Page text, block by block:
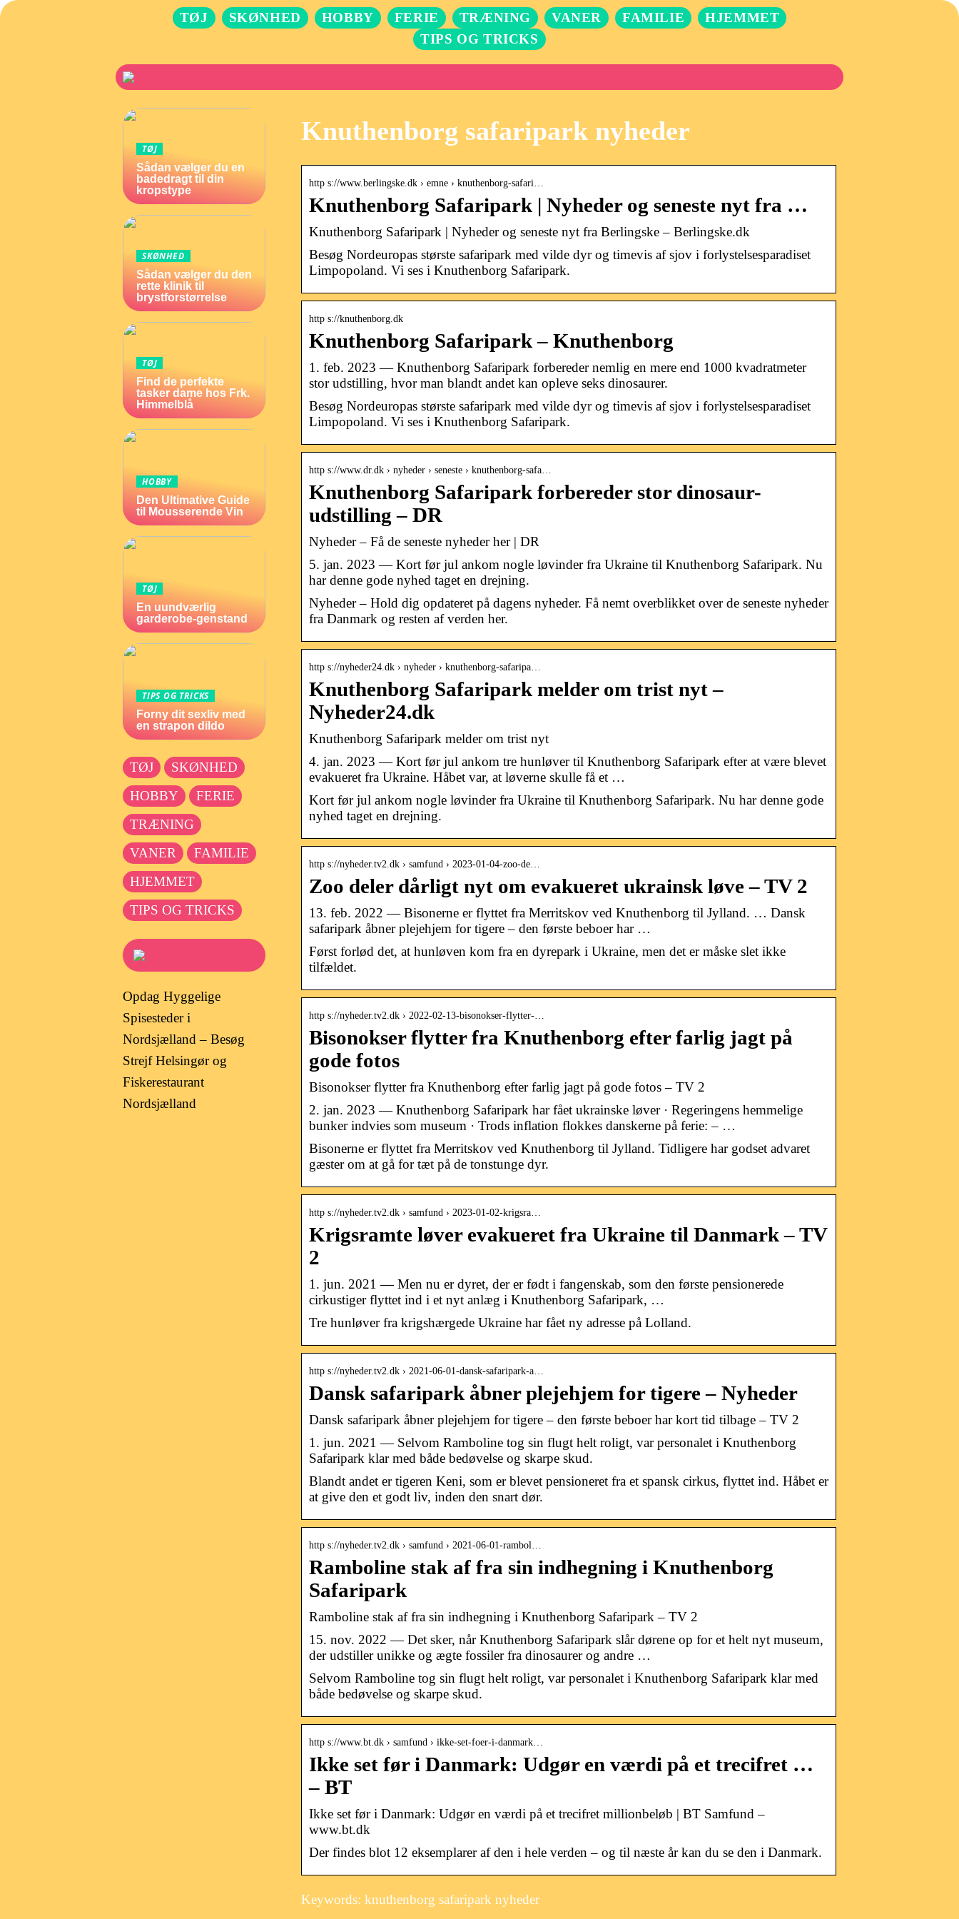
TØJ SKØNHED HOBBY FERIE TRÆNING VANER FAMILIE
HJEMMET
TIPS OG TRICKS
Knuthenborg safaripark nyheder
http s://www.berlingske.dk › emne › knuthenborg-safari…
Knuthenborg Safaripark | Nyheder og seneste nyt fra …
Knuthenborg Safaripark | Nyheder og seneste nyt fra Berlingske – Berlingske.dk
Besøg Nordeuropas største safaripark med vilde dyr og timevis af sjov i forlystelsesparadiset
Limpopoland. Vi ses i Knuthenborg Safaripark.
http s://knuthenborg.dk
Knuthenborg Safaripark – Knuthenborg
1. feb. 2023 — Knuthenborg Safaripark forbereder nemlig en mere end 1000 kvadratmeter
stor udstilling, hvor man blandt andet kan opleve seks dinosaurer.
Besøg Nordeuropas største safaripark med vilde dyr og timevis af sjov i forlystelsesparadiset
Limpopoland. Vi ses i Knuthenborg Safaripark.
http s://www.dr.dk › nyheder › seneste › knuthenborg-safa…
Knuthenborg Safaripark forbereder stor dinosaur-
udstilling – DR
Nyheder – Få de seneste nyheder her | DR
5. jan. 2023 — Kort før jul ankom nogle løvinder fra Ukraine til Knuthenborg Safaripark. Nu
har denne gode nyhed taget en drejning.
Nyheder – Hold dig opdateret på dagens nyheder. Få nemt overblikket over de seneste nyheder
fra Danmark og resten af verden her.
http s://nyheder24.dk › nyheder › knuthenborg-safaripa…
Knuthenborg Safaripark melder om trist nyt –
Nyheder24.dk
Knuthenborg Safaripark melder om trist nyt
4. jan. 2023 — Kort før jul ankom tre hunløver til Knuthenborg Safaripark efter at være blevet
evakueret fra Ukraine. Håbet var, at løverne skulle få et …
Kort før jul ankom nogle løvinder fra Ukraine til Knuthenborg Safaripark. Nu har denne gode
nyhed taget en drejning.
http s://nyheder.tv2.dk › samfund › 2023-01-04-zoo-de…
Zoo deler dårligt nyt om evakueret ukrainsk løve – TV 2
13. feb. 2022 — Bisonerne er flyttet fra Merritskov ved Knuthenborg til Jylland. … Dansk
safaripark åbner plejehjem for tigere – den første beboer har …
Først forlød det, at hunløven kom fra en dyrepark i Ukraine, men det er måske slet ikke
tilfældet.
http s://nyheder.tv2.dk › 2022-02-13-bisonokser-flytter-…
Bisonokser flytter fra Knuthenborg efter farlig jagt på
gode fotos
Bisonokser flytter fra Knuthenborg efter farlig jagt på gode fotos – TV 2
2. jan. 2023 — Knuthenborg Safaripark har fået ukrainske løver · Regeringens hemmelige
bunker indvies som museum · Trods inflation flokkes danskerne på ferie: – …
Bisonerne er flyttet fra Merritskov ved Knuthenborg til Jylland. Tidligere har godset advaret
gæster om at gå for tæt på de tonstunge dyr.
http s://nyheder.tv2.dk › samfund › 2023-01-02-krigsra…
Krigsramte løver evakueret fra Ukraine til Danmark – TV
2
1. jun. 2021 — Men nu er dyret, der er født i fangenskab, som den første pensionerede
cirkustiger flyttet ind i et nyt anlæg i Knuthenborg Safaripark, …
Tre hunløver fra krigshærgede Ukraine har fået ny adresse på Lolland.
http s://nyheder.tv2.dk › 2021-06-01-dansk-safaripark-a…
Dansk safaripark åbner plejehjem for tigere – Nyheder
Dansk safaripark åbner plejehjem for tigere – den første beboer har kort tid tilbage – TV 2
1. jun. 2021 — Selvom Ramboline tog sin flugt helt roligt, var personalet i Knuthenborg
Safaripark klar med både bedøvelse og skarpe skud.
Blandt andet er tigeren Keni, som er blevet pensioneret fra et spansk cirkus, flyttet ind. Håbet er
at give den et godt liv, inden den snart dør.
http s://nyheder.tv2.dk › samfund › 2021-06-01-rambol…
Ramboline stak af fra sin indhegning i Knuthenborg
Safaripark
Ramboline stak af fra sin indhegning i Knuthenborg Safaripark – TV 2
15. nov. 2022 — Det sker, når Knuthenborg Safaripark slår dørene op for et helt nyt museum,
der udstiller unikke og ægte fossiler fra dinosaurer og andre …
Selvom Ramboline tog sin flugt helt roligt, var personalet i Knuthenborg Safaripark klar med
både bedøvelse og skarpe skud.
http s://www.bt.dk › samfund › ikke-set-foer-i-danmark…
Ikke set før i Danmark: Udgør en værdi på et trecifret …
– BT
Ikke set før i Danmark: Udgør en værdi på et trecifret millionbeløb | BT Samfund –
www.bt.dk
Der findes blot 12 eksemplarer af den i hele verden – og til næste år kan du se den i Danmark.
Keywords: knuthenborg safaripark nyheder
TØJ
Sådan vælger du en
badedragt til din
kropstype
SKØNHED
Sådan vælger du den
rette klinik til
brystforstørrelse
TØJ
Find de perfekte
tasker dame hos Frk.
Himmelblå
HOBBY
Den Ultimative Guide
til Mousserende Vin
TØJ
En uundværlig
garderobe-genstand
TIPS OG TRICKS
Forny dit sexliv med
en strapon dildo
TØJ
SKØNHED
HOBBY
FERIE
TRÆNING
VANER
FAMILIE
HJEMMET
TIPS OG TRICKS
Opdag Hyggelige
Spisesteder i
Nordsjælland – Besøg
Strejf Helsingør og
Fiskerestaurant
Nordsjælland